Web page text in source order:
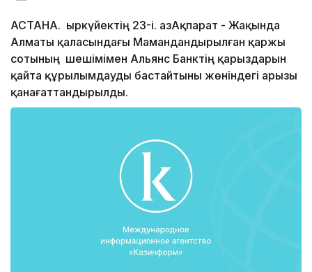
АСТАНА. Қыркүйектің 23-і. ҚазАқпарат - Жақында
Алматы қаласындағы Мамандандырылған қаржы
сотының шешімімен Альянс Банктің қарыздарын
қайта құрылымдауды бастайтыны жөніндегі арызы
қанағаттандырылды.